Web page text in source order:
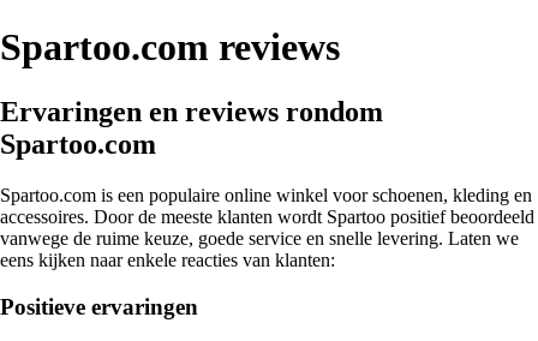
Spartoo.com reviews
Ervaringen en reviews rondom
Spartoo.com
Spartoo.com is een populaire online winkel voor schoenen, kleding en
accessoires. Door de meeste klanten wordt Spartoo positief beoordeeld
vanwege de ruime keuze, goede service en snelle levering. Laten we
eens kijken naar enkele reacties van klanten:
Positieve ervaringen